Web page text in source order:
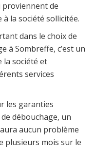
proviennent de
la société sollicitée.
dans le choix de
à Sombreffe, c’est un
la société et
services
les garanties
débouchage, un
aucun problème
plusieurs mois sur le